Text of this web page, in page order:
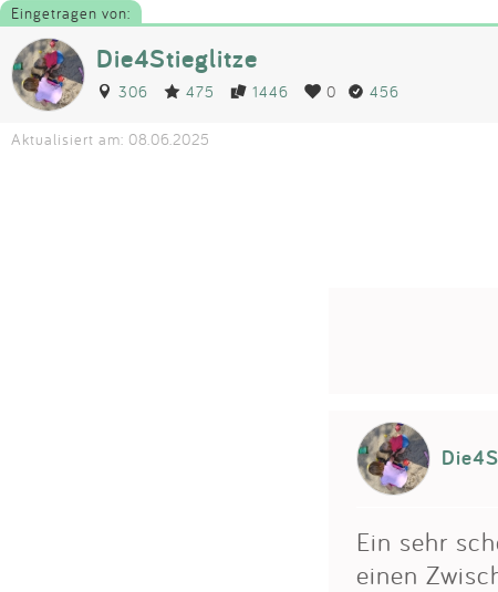
Eingetragen von:
Die4Stieglitze
306 475 1446 0 456
Aktualisiert am: 08.06.2025
Ein sehr
einen